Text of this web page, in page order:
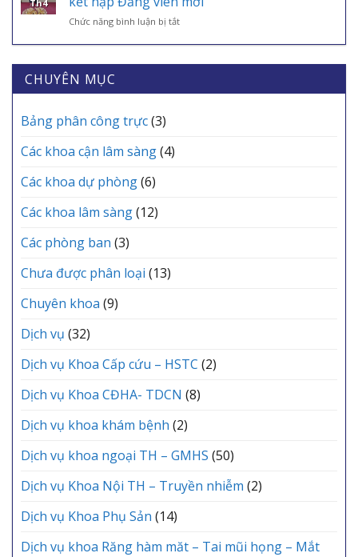
KHÓA
BẢO
MỖI
6
TRẠM
CÁC
“CHIẾN
BINH
THẦM
TẠI
Th4
Chức năng bình luận bị tắtở
tâm
Y
CHUYÊN MỤC
Bảng phân công trực(3)
Các khoa cận lâm sàng(4)
Các khoa dự phòng(6)
Các khoa lâm sàng(12)
Các phòng ban (3)
Chưa được phân loại (13)
Chuyên khoa (9)
Dịch vụ (32)
Dịch vụ Khoa Cấp cứu – HSTC (2)
Dịch vụ Khoa CĐHA- TDCN (8)
Dịch vụ khoa khám bệnh (2)
Dịch vụ khoa ngoại TH – GMHS (50)
Dịch vụ Khoa Nội TH – Truyền nhiễm (2)
Dịch vụ Khoa Phụ Sản (14)
Dịch vụ khoa Răng hàm măt – Tai mũi họng – Mắt